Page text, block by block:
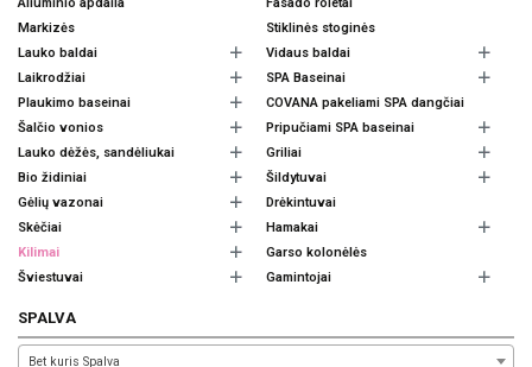
Markizės
Stiklinės stoginės
Lauko baldai
Vidaus baldai
Laikrodžiai
SPA Baseinai
Plaukimo baseinai
COVANA pakeliami SPA dangčiai
Šalčio vonios
Pripučiami SPA baseinai
Lauko dėžės, sandėliukai
Griliai
Bio židiniai
Šildytuvai
Gėlių vazonai
Drėkintuvai
Skėčiai
Hamakai
Kilimai
Garso kolonėlės
Šviestuvai
Gamintojai
SPALVA
Bet kuris Spalva